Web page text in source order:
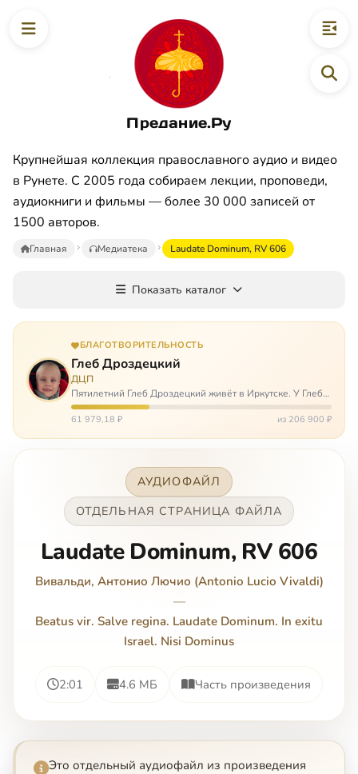
Предание.Ру
Крупнейшая коллекция православного аудио и видео
в Рунете. С 2005 года собираем лекции, проповеди,
аудиокниги и фильмы — более 30 000 записей от
1500 авторов.
Главная Медиатека Laudate Dominum, RV 606
Показать каталог
БЛАГОТВОРИТЕЛЬНОСТЬ
Глеб Дроздецкий
ДЦП
Пятилетний Глеб Дроздецкий живёт в Иркутске. У Глеба
ДЦП из-за перенесённого в младенчестве менингита,
но его положение осложняется эпилепсией, с которой
61 979,18 ₽ из 206 900 ₽
АУДИОФАЙЛ
ОТДЕЛЬНАЯ СТРАНИЦА ФАЙЛА
Laudate Dominum, RV 606
Вивальди, Антонио Лючио (Antonio Lucio Vivaldi)
—
Beatus vir. Salve regina. Laudate Dominum. In exitu
Israel. Nisi Dominus
2:01 4.6 МБ Часть произведения
Это отдельный аудиофайл из произведения